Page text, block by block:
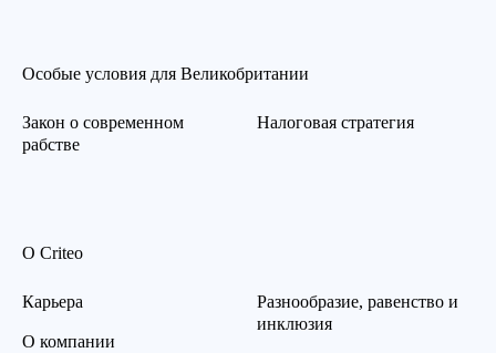
Особые условия для Великобритании
Закон о современном
рабстве
Налоговая стратегия
О Criteo
Карьера
О компании
Разнообразие, равенство и
инклюзия